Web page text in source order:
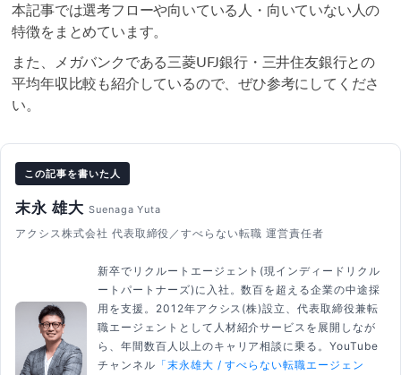
本記事では選考フローや向いている人・向いていない人の
特徴をまとめています。
また、メガバンクである三菱UFJ銀行・三井住友銀行との
平均年収比較も紹介しているので、ぜひ参考にしてくださ
い。
この記事を書いた人
末永 雄大 Suenaga Yuta
アクシス株式会社 代表取締役／すべらない転職 運営責任者
新卒でリクルートエージェント(現インディードリクル
ートパートナーズ)に入社。数百を超える企業の中途採
用を支援。2012年アクシス(株)設立、代表取締役兼転
職エージェントとして人材紹介サービスを展開しなが
ら、年間数百人以上のキャリア相談に乗る。YouTube
チャンネル 「末永雄大 / すべらない転職エージェン